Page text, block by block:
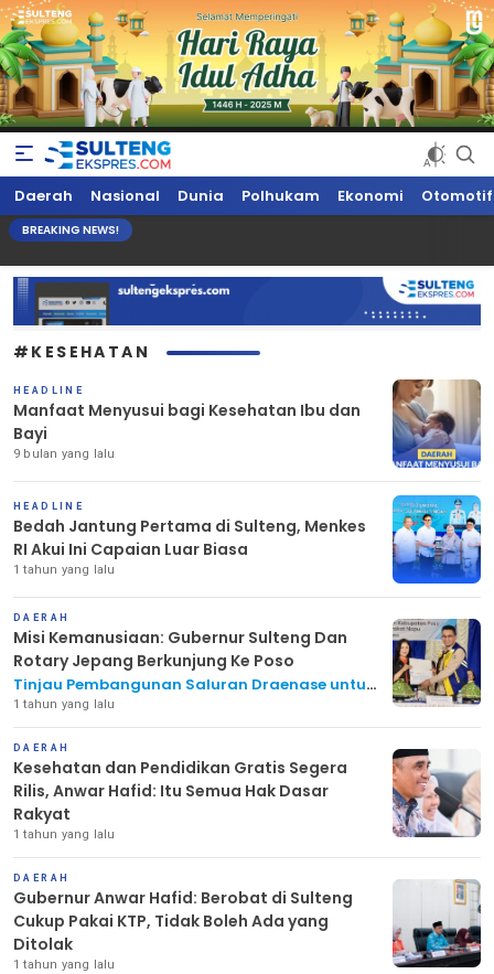
Sultengekspres.com
Berita Seputar Sulteng Hari Ini, Update Terkini, Suaranya Rakyat
Sulteng
Daerah Nasional Dunia Polhukam Ekonomi Otomotif
BREAKING NEWS!
#KESEHATAN
HEADLINE
Manfaat Menyusui bagi Kesehatan Ibu dan
Bayi
9 bulan yang lalu
HEADLINE
Bedah Jantung Pertama di Sulteng, Menkes
RI Akui Ini Capaian Luar Biasa
1 tahun yang lalu
DAERAH
Misi Kemanusiaan: Gubernur Sulteng Dan
Rotary Jepang Berkunjung Ke Poso
Tinjau Pembangunan Saluran Draenase untuk
Eliminasi Schistosomiasis di Lembah Napu,
Poso
1 tahun yang lalu
DAERAH
Kesehatan dan Pendidikan Gratis Segera
Rilis, Anwar Hafid: Itu Semua Hak Dasar
Rakyat
1 tahun yang lalu
DAERAH
Gubernur Anwar Hafid: Berobat di Sulteng
Cukup Pakai KTP, Tidak Boleh Ada yang
Ditolak
1 tahun yang lalu